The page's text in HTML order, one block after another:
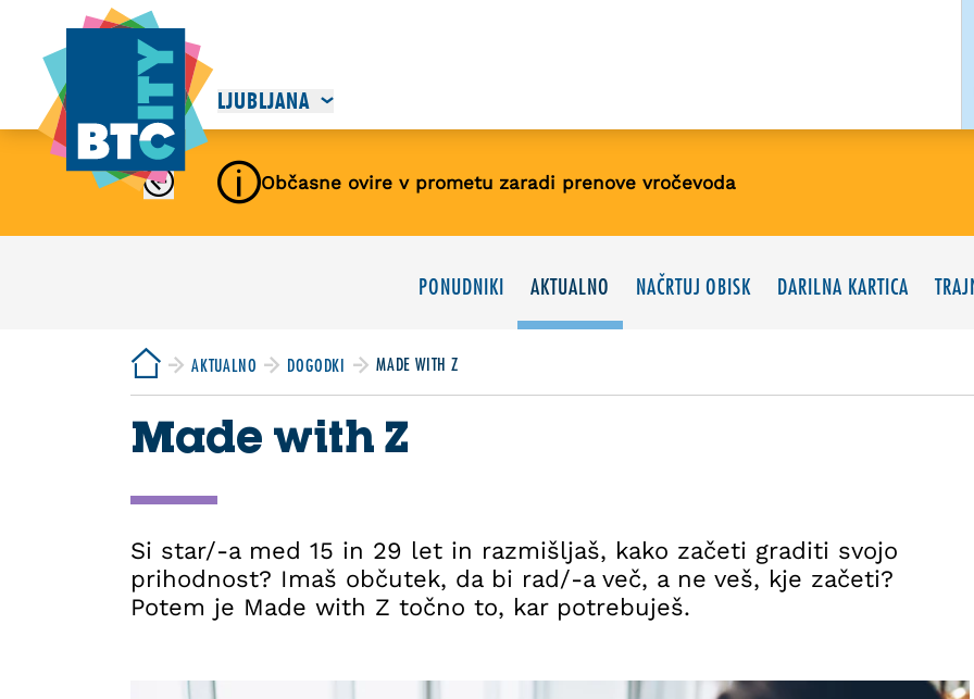
LJUBLJANA
Občasne ovire v prometu zaradi prenove vročevoda
PONUDNIKI AKTUALNO NAČRTUJ OBISK DARILNA KARTICA
AKTUALNO DOGODKI MADE WITH Z
Made with Z
Si star/-a med 15 in 29 let in razmišljaš, kako začeti graditi svojo
prihodnost? Imaš občutek, da bi rad/-a več, a ne veš, kje začeti?
Potem je Made with Z točno to, kar potrebuješ.